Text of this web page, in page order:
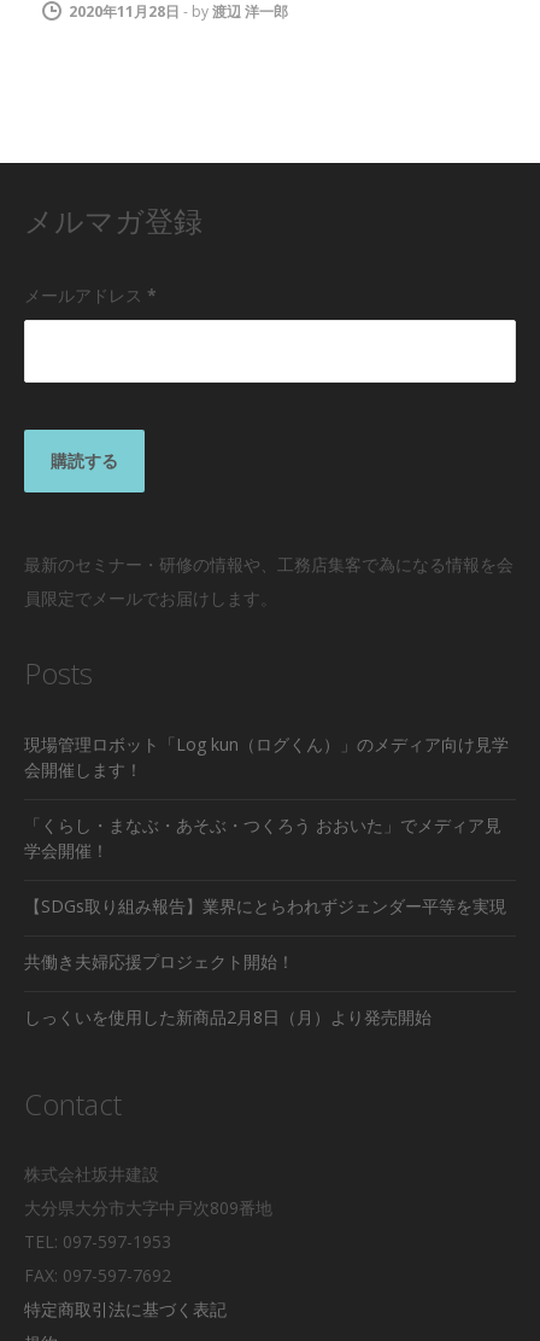
2020年11月28日 - by渡辺 洋一郎
メルマガ登録
メールアドレス *
最新のセミナー・研修の情報や、工務店集客で為になる情報を会
員限定でメールでお届けします。
Posts
現場管理ロボット「Log kun（ログくん）」のメディア向け見学
会開催します！
「くらし・まなぶ・あそぶ・つくろう おおいた」でメディア見
学会開催！
【SDGs取り組み報告】業界にとらわれずジェンダー平等を実現
共働き夫婦応援プロジェクト開始！
しっくいを使用した新商品2月8日（月）より発売開始
Contact
株式会社坂井建設
大分県大分市大字中戸次809番地
TEL: 097-597-1953
FAX: 097-597-7692
特定商取引法に基づく表記